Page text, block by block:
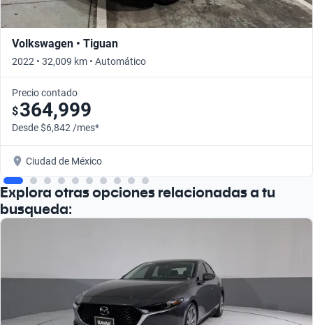
Volkswagen • Tiguan
2022 • 32,009 km • Automático
Precio contado
$364,999
Desde $6,842 /mes*
Ciudad de México
Explora otras opciones relacionadas a tu
busqueda: